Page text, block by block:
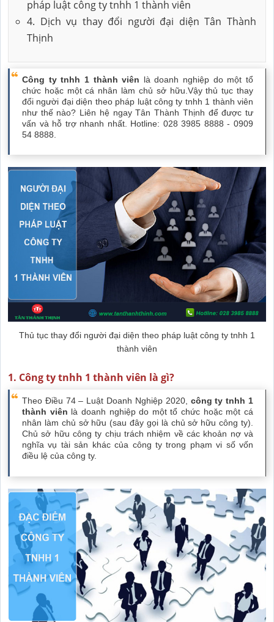
pháp luật công ty tnhh 1 thành viên
4. Dịch vụ thay đổi người đại diện Tân Thành
Thịnh
Công ty tnhh 1 thành viên là doanh nghiệp do một tổ
chức hoặc một cá nhân làm chủ sở hữu.Vậy thủ tục thay
đổi người đại diện theo pháp luật công ty tnhh 1 thành viên
như thế nào? Liên hệ ngay Tân Thành Thịnh để được tư
vấn và hỗ trợ nhanh nhất. Hotline: 028 3985 8888 - 0909
54 8888.
Thủ tục thay đổi người đại diện theo pháp luật công ty tnhh 1
thành viên
1. Công ty tnhh 1 thành viên là gì?
Theo Điều 74 – Luật Doanh Nghiệp 2020, công ty tnhh 1
thành viên là doanh nghiệp do một tổ chức hoặc một cá
nhân làm chủ sở hữu (sau đây gọi là chủ sở hữu công ty).
Chủ sở hữu công ty chịu trách nhiệm về các khoản nợ và
nghĩa vụ tài sản khác của công ty trong phạm vi số vốn
điều lệ của công ty.